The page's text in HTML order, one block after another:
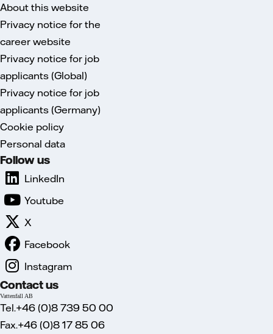
About this website
Privacy notice for the
career website
Privacy notice for job
applicants (Global)
Privacy notice for job
applicants (Germany)
Cookie policy
Personal data
Follow us
LinkedIn
Youtube
X
Facebook
Instagram
Contact us
Vattenfall AB
Tel.+46 (0)8 739 50 00
Fax.+46 (0)8 17 85 06